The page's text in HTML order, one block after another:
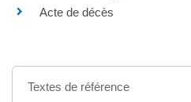
Acte de décès
Textes de référence